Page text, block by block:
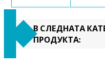
В СЛЕДНАТА
ПРОДУКТА: